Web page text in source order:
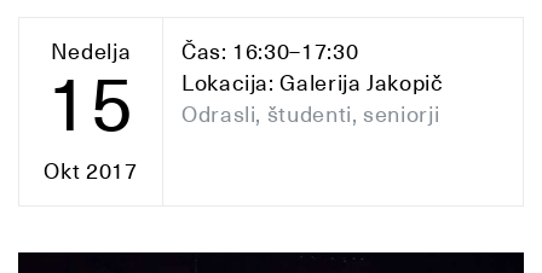
Nedelja
15
Okt 2017
Čas: 16:30–17:30
Lokacija: Galerija Jakopič
Odrasli, študenti, seniorji